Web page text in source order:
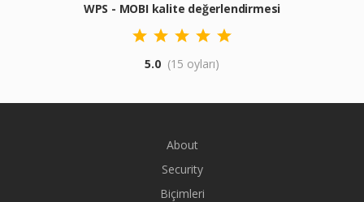
WPS - MOBI kalite değerlendirmesi
5.0 (15 oyları)
About
Security
Biçimleri